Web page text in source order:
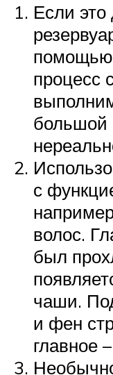
Если это
помощью
процесс
большой
с
волос.
был
чаши.
и фен
главное